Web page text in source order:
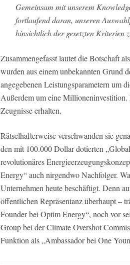
Gemeinsam mit unserem
fortlaufend daran, unseren
hinsichtlich der gesetzten Kriterien
Zusammengefasst lautet die Botschaft
wurden aus einem unbekannten Grund
angegebenen Leistungsparametern um
Außerdem um eine
Zeugnisse erhalten.
Rätselhafterweise verschwanden sie
den mit 100.000 Dollar dotierten
revolutionäres
Energy“ auch nirgendwo Nachfolger.
Unternehmen heute beschäftigt. Denn
öffentlichen Repräsentanz überhaupt –
Founder bei Optim Energy“, noch vor
Group bei der Climate Overshot
Funktion als „Ambassador bei One